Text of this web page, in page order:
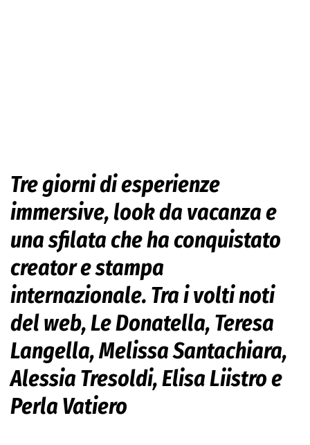
Tre giorni di esperienze
immersive, look da vacanza e
una sfilata che ha conquistato
creator e stampa
internazionale. Tra i volti noti
del web, Le Donatella, Teresa
Langella, Melissa Santachiara,
Alessia Tresoldi, Elisa Liistro e
Perla Vatiero